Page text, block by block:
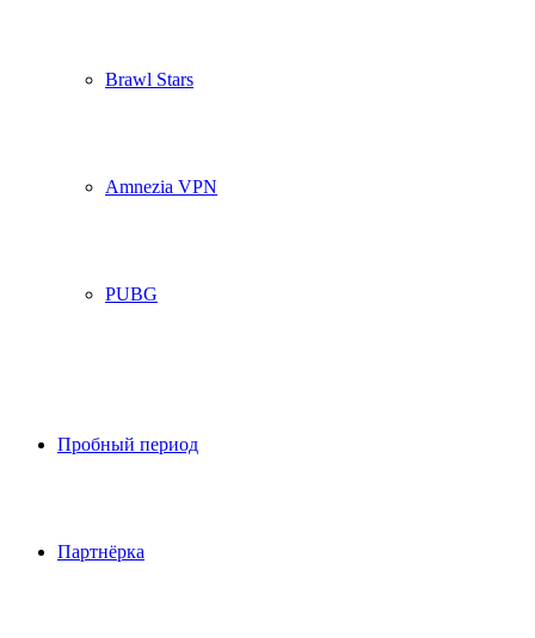
Brawl Stars
Amnezia VPN
PUBG
Пробный период
Партнёрка